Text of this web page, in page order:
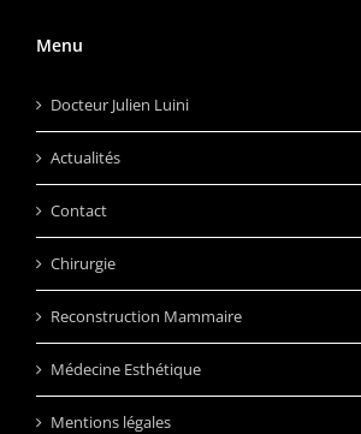
Menu
Docteur Julien Luini
Actualités
Contact
Chirurgie
Reconstruction Mammaire
Médecine Esthétique
Mentions légales